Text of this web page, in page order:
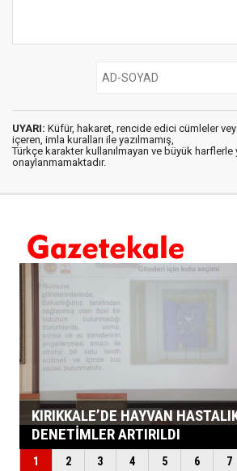
UYARI: Küfür, hakaret, rencide edici cümleler
içeren, imla kuralları ile yazılmamış,
Türkçe karakter kullanılmayan ve büyük harflerle
onaylanmamaktadır.